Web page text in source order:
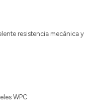
resistencia mecánica y
WPC